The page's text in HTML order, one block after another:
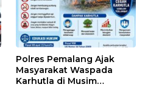
Polres Pemalang Ajak
Masyarakat Waspada
Karhutla di Musim